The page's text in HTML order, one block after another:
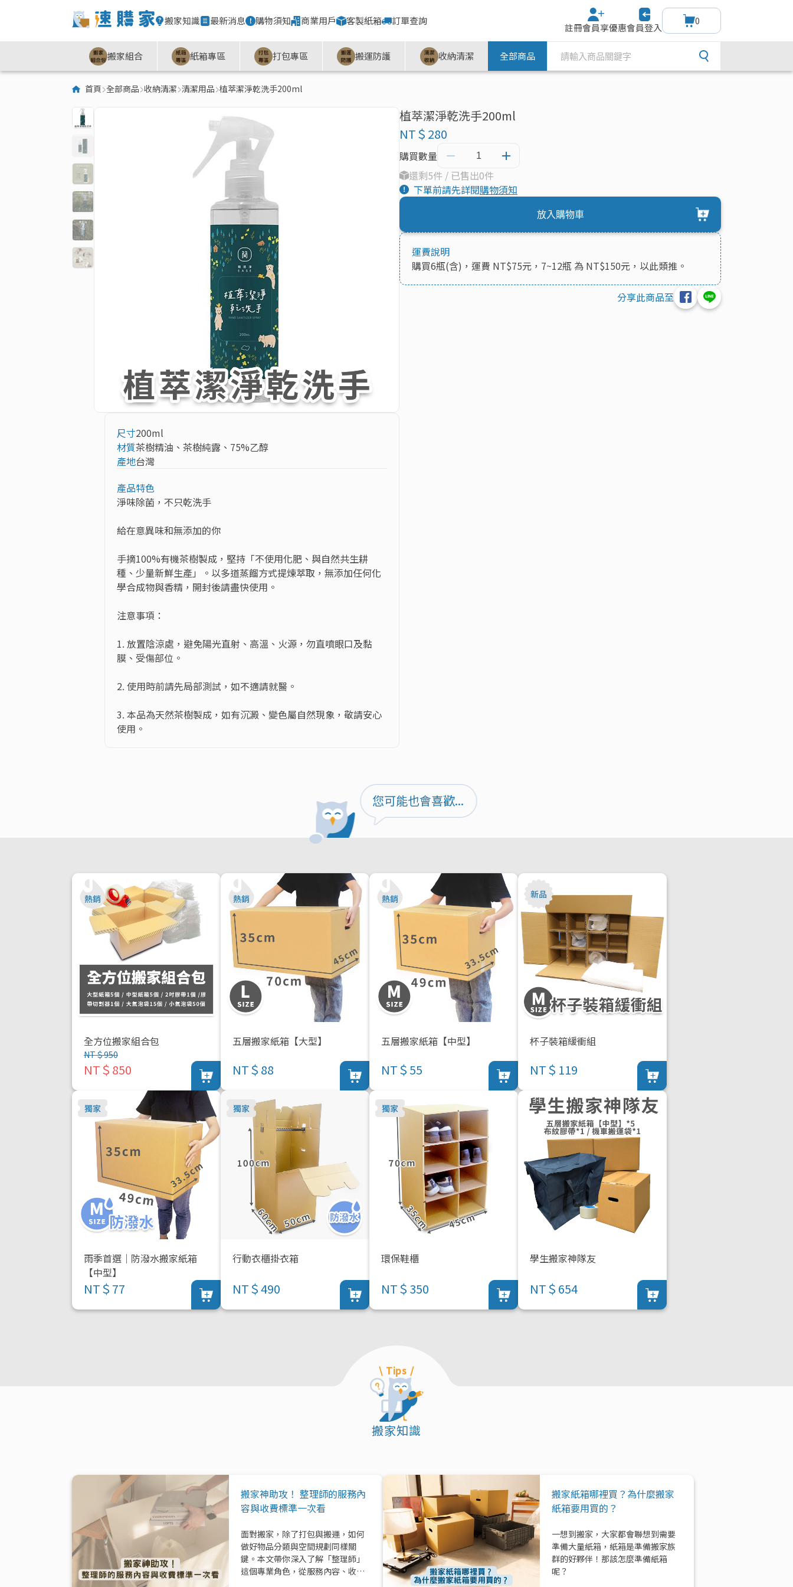
搬家知識 最新消息 購物須知 商業用戶 客製紙箱 訂單查詢
註冊會員享優惠會員登入
0
搬家組合 紙箱專區 打包專區 搬運防護 收納清潔 全部商品
首頁 全部商品 收納清潔 清潔用品 植萃潔淨乾洗手200ml
尺寸200ml
材質茶樹精油、茶樹純露、75%乙醇
產地台灣
產品特色
淨味除菌，不只乾洗手
給在意異味和無添加的你
手摘100%有機茶樹製成，堅持「不使用化肥、與自然共生耕
種、少量新鮮生產」。以多道蒸餾方式提煉萃取，無添加任何化
學合成物與香精，開封後請盡快使用。
注意事項：
1. 放置陰涼處，避免陽光直射、高溫、火源，勿直噴眼口及黏
膜、受傷部位。
2. 使用時前請先局部測試，如不適請就醫。
3. 本品為天然茶樹製成，如有沉澱、變色屬自然現象，敬請安心
使用。
植萃潔淨乾洗手200ml
NT＄280
購買數量
還剩5件 / 已售出0件
下單前請先詳閱購物須知
放入購物車
運費說明
購買6瓶(含)，運費 NT$75元，7~12瓶 為 NT$150元，以此類推。
分享此商品至
您可能也會喜歡...
全方位搬家組合包
NT＄950
NT＄850
五層搬家紙箱【大型】
NT＄88
五層搬家紙箱【中型】
NT＄55
杯子裝箱緩衝組
NT＄119
雨季首選｜防潑水搬家紙箱
【中型】
NT＄77
行動衣櫃掛衣箱
NT＄490
環保鞋櫃
NT＄350
學生搬家神隊友
NT＄654
\ Tips /
搬家知識
搬家神助攻！ 整理師的服務內
容與收費標準一次看
面對搬家，除了打包與搬運，如何
做好物品分類與空間規劃同樣關
鍵。本文帶你深入了解「整理師」
這個專業角色，從服務內容、收費
搬家紙箱哪裡買？為什麼搬家
紙箱要用買的？
一想到搬家，大家都會聯想到需要
準備大量紙箱，紙箱是準備搬家族
群的好夥伴！那該怎麼準備紙箱
呢？